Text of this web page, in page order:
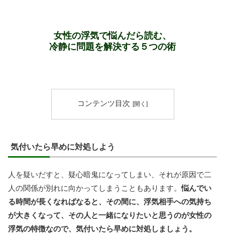
女性の浮気で悩んだら読む、
冷静に問題を解決する５つの術
コンテンツ目次
気付いたら早めに対処しよう
人を疑いだすと、疑心暗鬼になってしまい、それが原因で二
人の関係が別れに向かってしまうこともあります。悩んでい
る時間が長くなればなると、その間に、浮気相手への気持ち
が大きくなって、その人と一緒になりたいと思うのが女性の
浮気の特徴なので、気付いたら早めに対処しましょう。